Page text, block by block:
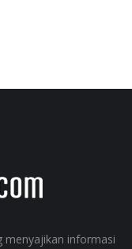
menyajikan informasi